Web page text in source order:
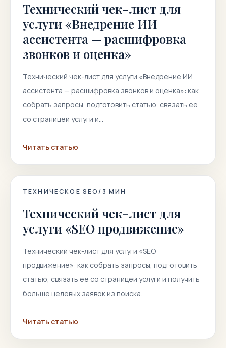
Технический чек-лист для
услуги «Внедрение ИИ
ассистента — расшифровка
звонков и оценка»
Технический чек-лист для услуги «Внедрение ИИ
ассистента — расшифровка звонков и оценка»: как
собрать запросы, подготовить статью, связать ее
со страницей услуги и…
Читать статью
ТЕХНИЧЕСКОЕ SEO/ 3 МИН
Технический чек-лист для
услуги «SEO продвижение»
Технический чек-лист для услуги «SEO
продвижение»: как собрать запросы, подготовить
статью, связать ее со страницей услуги и получить
больше целевых заявок из поиска.
Читать статью